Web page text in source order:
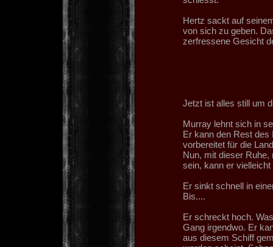
Hertz sackt auf
von sich zu geben.
zerfressene Gesicht
Jetzt ist alles still um
Murray lehnt sich in
Er kann den Rest des
vorbereitet für die
Nun, mit dieser
sein, kann er
Er sinkt schnell in
Bis....
Er schreckt hoch.
Gang irgendwo. Er
aus diesem Schiff